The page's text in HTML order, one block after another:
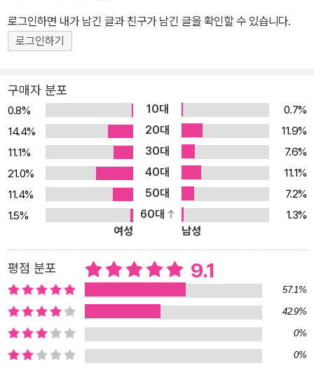
들이 젊고 새로운 얼굴로 다시 태어난다. 목록 선정에서부터 경직성
을 탈피한 열린책들 세계문학은 본격 문학 거장들의 대표 걸작은 물
를 망라한다. 더 넓은 스펙트럼, 충실하고 참신한 번역 소설 문학에 국
한하지 않는 넓은 문학의 스펙트럼은 시, 기행, 기록문학, 그리고 지성
사의 분수령이 된 주요 인문학 저작까지 아우른다. 원전번역주의에
입각한 충실하고 참신한 번역으로 정전 텍스트를 정립하고 상세한 작
품 해설과 작가 연보를 더하여 작품과 작가에 입체적으로 접근할 수
있게 했다. 품격과 편의, 작품의 개성을 그대로 드러낸 디자인 제작도
엄정하게 정도를 걷는다. 열린책들 세계문학은 실로 꿰매어 낱장이
떨어지지 않는 정통 사철 방식, 가벼우면서도 견고한 재질을 선택한
양장 제책으로 품격과 편의성 모두를 취했다. 작품들의 개성을 중시
하여 저마다 고유한 얼굴을 갖도록 일일이 따로 디자인한 표지도 열
린책들 세계문학만의 특색이다.
로그인하면 내가 남긴 글과 친구가 남긴 글을 확인할 수 있습니다.
로그인하기
구매자 분포
0.8% 10대
0.7%
14.4%
20대
11.9%
11.1%
30대
7.6%
21.0%
40대
11.1%
11.4%
50대
7.2%
1.5%
60대
1.3%
여성
남성
평점 분포 9.1
57.1%
42.9%
0%
0%